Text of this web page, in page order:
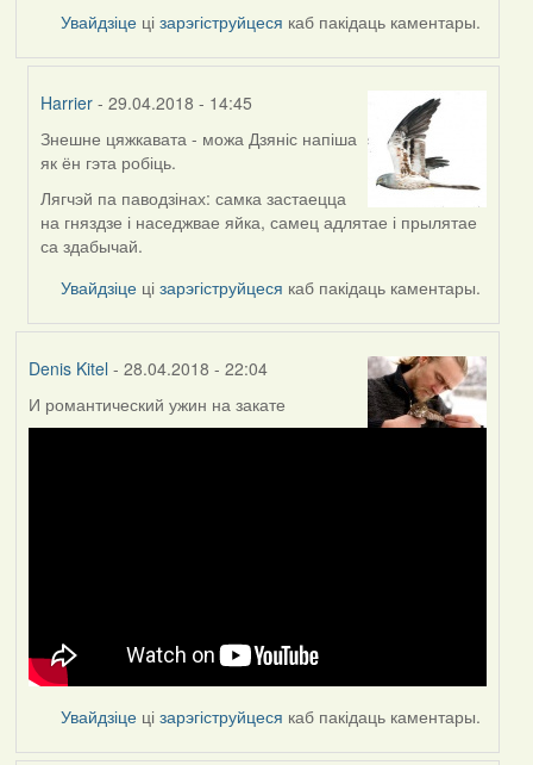
Увайдзіце цізарэгіструйцеся каб пакідаць каментары.
Harrier - 29.04.2018 - 14:45
In
reply
to
by
Дарья
Знешне цяжкавата - можа Дзяніс напіша
як ён гэта робіць.
Лягчэй па паводзінах: самка застаецца
на гняздзе і наседжвае яйка, самец адлятае і прылятае
са здабычай.
Увайдзіце цізарэгіструйцеся каб пакідаць каментары.
Denis Kitel - 28.04.2018 - 22:04
И романтический ужин на закате
Увайдзіце цізарэгіструйцеся каб пакідаць каментары.